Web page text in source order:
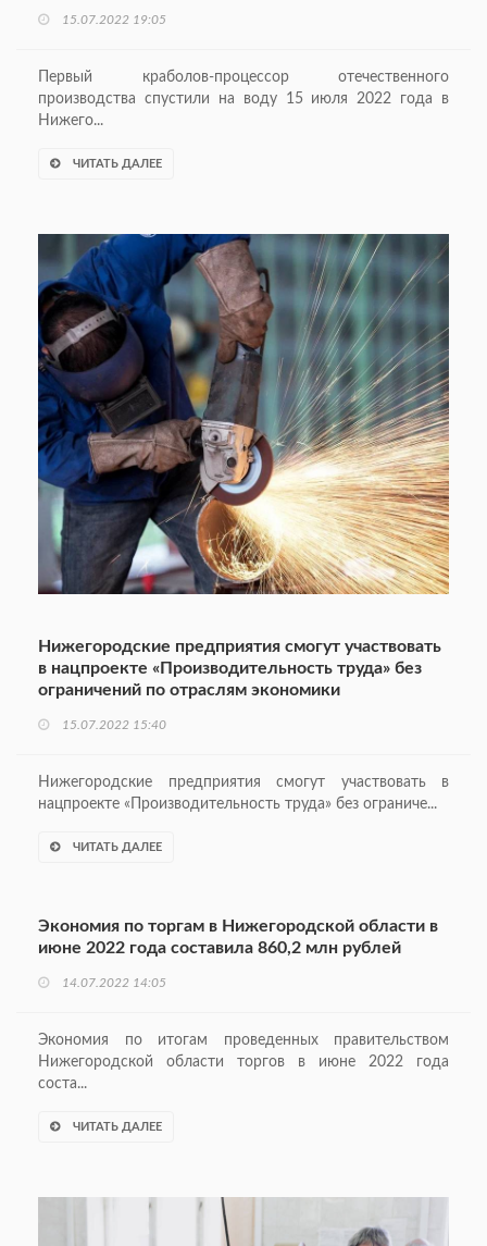
15.07.2022 19:05
Первый краболов-процессор отечественного
производства спустили на воду 15 июля 2022 года в
Нижего...
ЧИТАТЬ ДАЛЕЕ
Нижегородские предприятия смогут участвовать
в нацпроекте «Производительность труда» без
ограничений по отраслям экономики
15.07.2022 15:40
Нижегородские предприятия смогут участвовать в
нацпроекте «Производительность труда» без ограниче...
ЧИТАТЬ ДАЛЕЕ
Экономия по торгам в Нижегородской области в
июне 2022 года составила 860,2 млн рублей
14.07.2022 14:05
Экономия по итогам проведенных правительством
Нижегородской области торгов в июне 2022 года
соста...
ЧИТАТЬ ДАЛЕЕ